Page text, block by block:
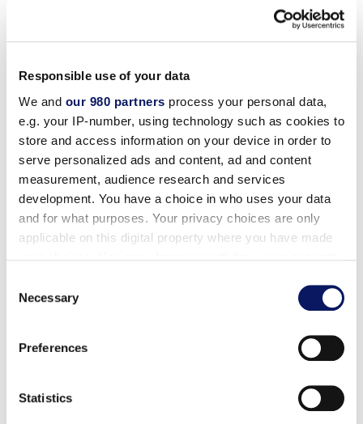
Responsible use of your data
We and our 980 partners process your personal data,
e.g. your IP-number, using technology such as cookies to
store and access information on your device in order to
serve personalized ads and content, ad and content
measurement, audience research and services
development. You have a choice in who uses your data
and for what purposes. Your privacy choices are only
applicable on this digital property where you have made
the Privacy trigger icon.
Find out more about how your personal data is processed
and set your preferences in the
We use cookies to personalise content and ads, to
provide social media features and to analyse our traffic.
Selection
Necessary
Preferences
Statistics
Disney Planungszentrum
Kostenloser planmäßiger Transport
Disney-Tickets vor Ort und online
Vorgezogene Abschlagzeiten
Punkte für Gratisübernachtungen sammeln